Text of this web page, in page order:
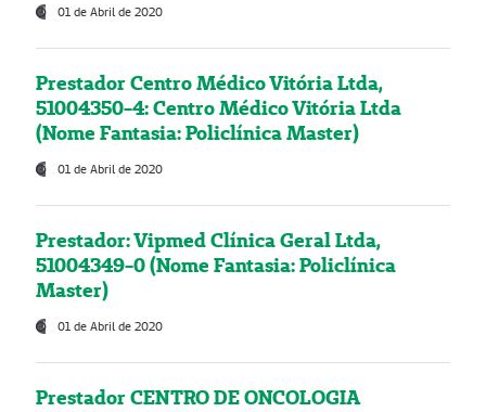
01 de Abril de 2020
Prestador Centro Médico Vitória Ltda,
51004350-4: Centro Médico Vitória Ltda
(Nome Fantasia: Policlínica Master)
01 de Abril de 2020
Prestador: Vipmed Clínica Geral Ltda,
51004349-0 (Nome Fantasia: Policlínica
Master)
01 de Abril de 2020
Prestador CENTRO DE ONCOLOGIA